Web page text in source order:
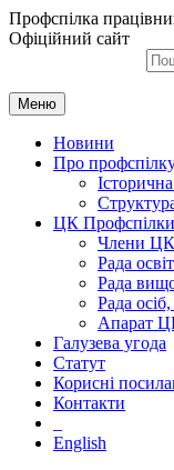
Профспілка
Офіційний сайт
Меню
Новини
Про
ЦК Профспілки
Члени
Рада
Рада
Рада
Апарат
Галузева угода
Статут
Корисні
Контакти
English